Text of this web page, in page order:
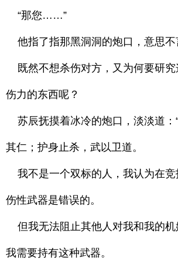
“那您……”
他指了指那黑洞洞的炮口，意思不
既然不想杀伤对方，又为何要研究
伤力的东西呢？
苏辰抚摸着冰冷的炮口，淡淡道：
其仁；护身止杀，武以卫道。
我不是一个双标的人，我认为在竞
伤性武器是错误的。
但我无法阻止其他人对我和我的机
我需要持有这种武器。